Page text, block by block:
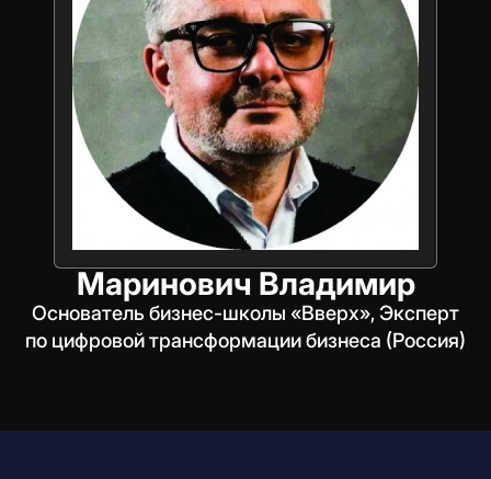
Маринович Владимир
Основатель бизнес-школы «Вверх», Эксперт
по цифровой трансформации бизнеса (Россия)